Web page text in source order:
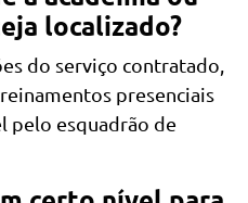
localizado?
do serviço contratado,
presenciais
pelo esquadrão de